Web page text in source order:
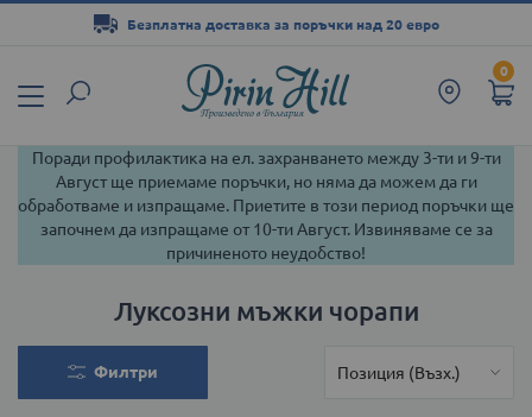
0
Безплатна доставка за поръчки над 20 евро
съдържанието
Поради профилактика на ел. захранването между 3-ти и 9-ти
Август ще приемаме поръчки, но няма да можем да ги
обработваме и изпращаме. Приетите в този период поръчки ще
започнем да изпращаме от 10-ти Август. Извиняваме се за
причиненото неудобство!
Луксозни мъжки чорапи
Филтри